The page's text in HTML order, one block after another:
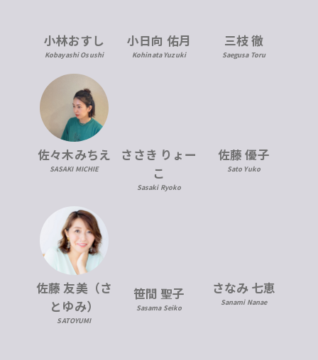
小林おすし
Kobayashi Osushi
小日向 佑月
Kohinata Yuzuki
三枝 徹
Saegusa Toru
佐々木みちえ
SASAKI MICHIE
ささき りょー
こ
Sasaki Ryoko
佐藤 優子
Sato Yuko
佐藤 友美（さ
とゆみ）
SATOYUMI
笹間 聖子
Sasama Seiko
さなみ 七恵
Sanami Nanae